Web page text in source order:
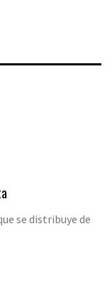
se distribuye de